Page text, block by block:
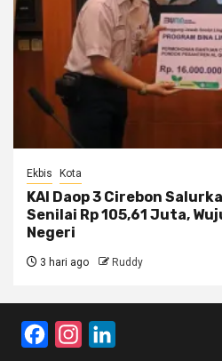
Ekbis Kota
KAI Daop 3 Cirebon
Senilai Rp 105,61 Juta,
Negeri
3 hari ago Ruddy
FacebookInstagram